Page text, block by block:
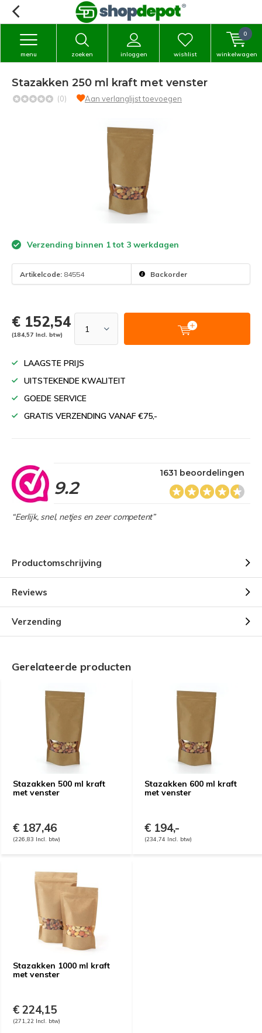
zoeken inloggen
menu wishlist winkelwagen
0
Stazakken 250 ml kraft met venster
(0) Aan verlanglijst toevoegen
Verzending binnen 1 tot 3 werkdagen
Artikelcode: 84554 Backorder
€ 152,54
(184,57 Incl. btw)
LAAGSTE PRIJS
UITSTEKENDE KWALITEIT
GOEDE SERVICE
GRATIS VERZENDING VANAF €75,-
9.2
1631 beoordelingen
“Eerlijk, snel, netjes en zeer competent”
Productomschrijving
Reviews
Verzending
Gerelateerde producten
Stazakken 500 ml kraft
met venster
€ 187,46
(226,83 Incl. btw)
Stazakken 600 ml kraft
met venster
€ 194,-
(234,74 Incl. btw)
Stazakken 1000 ml kraft
met venster
€ 224,15
(271,22 Incl. btw)